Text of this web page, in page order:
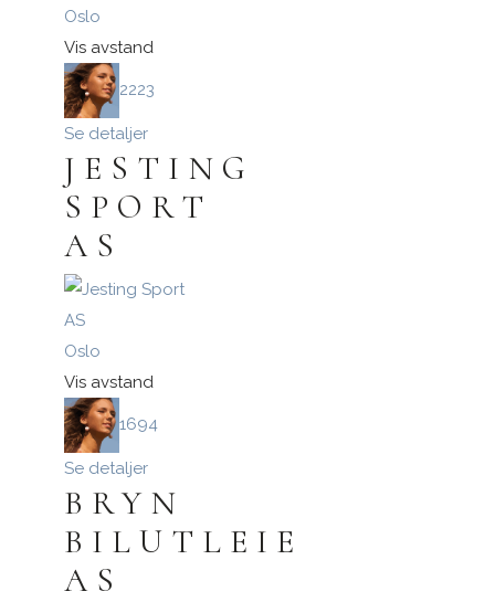
Oslo
Vis avstand
2223
Se detaljer
JESTING
SPORT
AS
Oslo
Vis avstand
1694
Se detaljer
BRYN
BILUTLEIE
AS